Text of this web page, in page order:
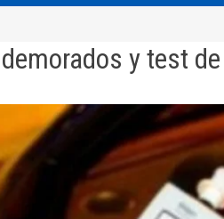
y test